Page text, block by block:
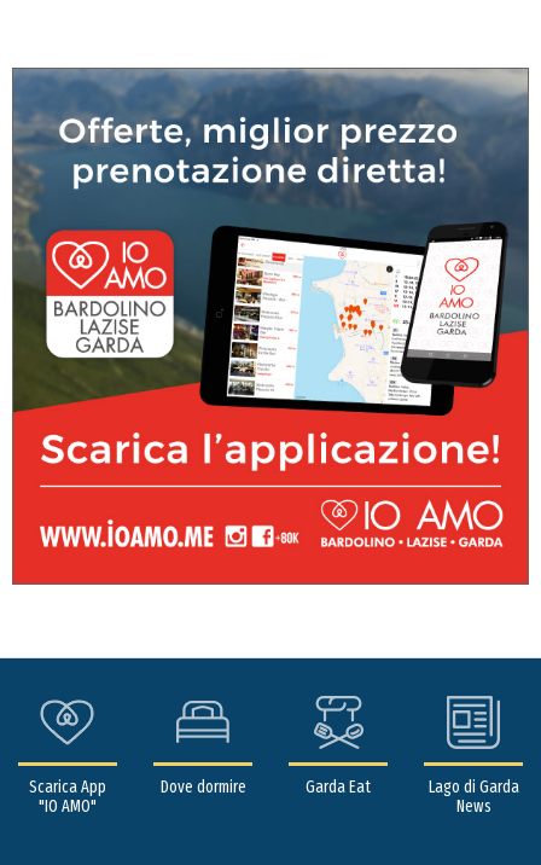
Scarica App
"IO AMO"
Dove dormire Garda Eat
Lago di Garda
News